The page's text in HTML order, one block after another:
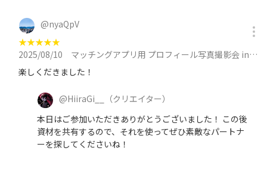
@nyaQpV
★★★★★
2025/08/10
マッチングアプリ用 プロフィール写真撮影会 in 池袋 at 8月10日（日）12:00 ~ 13:30に参加
楽しくだきました！
@HiiraGi__
（クリエイター）
本日はご参加いただきありがとうございました！ この後
資材を共有するので、それを使ってぜひ素敵なパートナ
ーを探してくださいね！